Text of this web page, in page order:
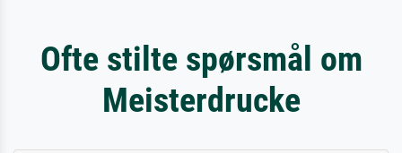
Ofte stilte spørsmål om
Meisterdrucke